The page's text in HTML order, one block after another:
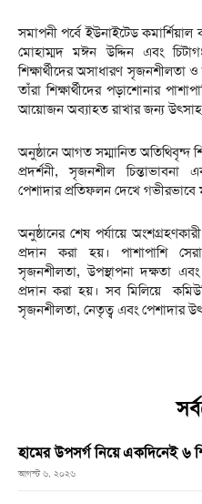
সমাপনী পর্বে ইউনাইটেড কমার্শিয়াল
মোহাম্মদ মঈন উদ্দিন এবং
শিক্ষার্থীদের অসাধারণ সৃজনশীলতা ও
তাঁরা শিক্ষার্থীদের পড়াশোনার
আয়োজন অব্যাহত রাখার জন্য উৎসাহ
অনুষ্ঠানে আগত সম্মানিত অতিথিবৃন্দ
প্রদর্শনী, সৃজনশীল
পেশাদার প্রতিফলন দেখে গভীরভাবে
অনুষ্ঠানের শেষ পর্যায়ে
প্রদান করা হয়। পাশাপাশি
সৃজনশীলতা, উপস্থাপনা দক্ষতা
প্রদান করা হয়। সব মিলিয়ে
সৃজনশীলতা, নেতৃত্ব এবং পেশাদার
হামের উপসর্গ নিয়ে একদিনেই ৬
আগস্ট ৬, ২০২৬